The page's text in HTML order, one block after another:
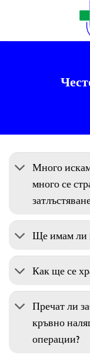
Много
много се
Ще имам ли
Как ще се
Пречат ли
кръвно
операции?